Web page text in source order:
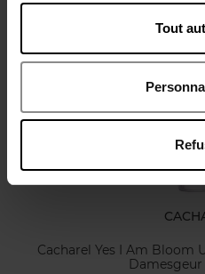
Tout
Nog iets
Cacharel Yes I Am Bloom
Damesgeur